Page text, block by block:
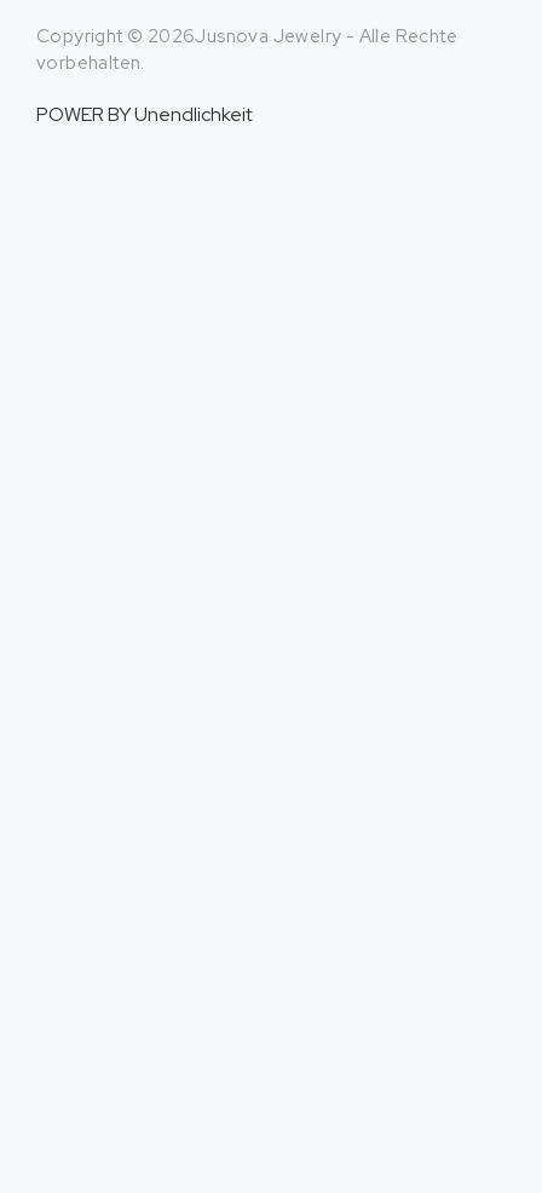
Copyright © 2026Jusnova Jewelry - Alle Rechte
vorbehalten.
POWER BYUnendlichkeit